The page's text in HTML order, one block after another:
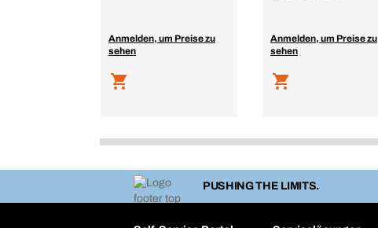
Anmelden, um Preise zu
sehen
Anmelden, um Preise zu
sehen
PUSHING THE LIMITS.